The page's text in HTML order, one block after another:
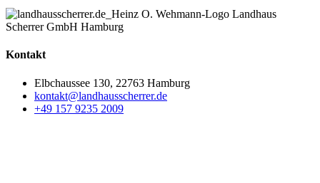
Kontakt
Elbchaussee 130, 22763 Hamburg
kontakt@landhausscherrer.de
+49 157 9235 2009